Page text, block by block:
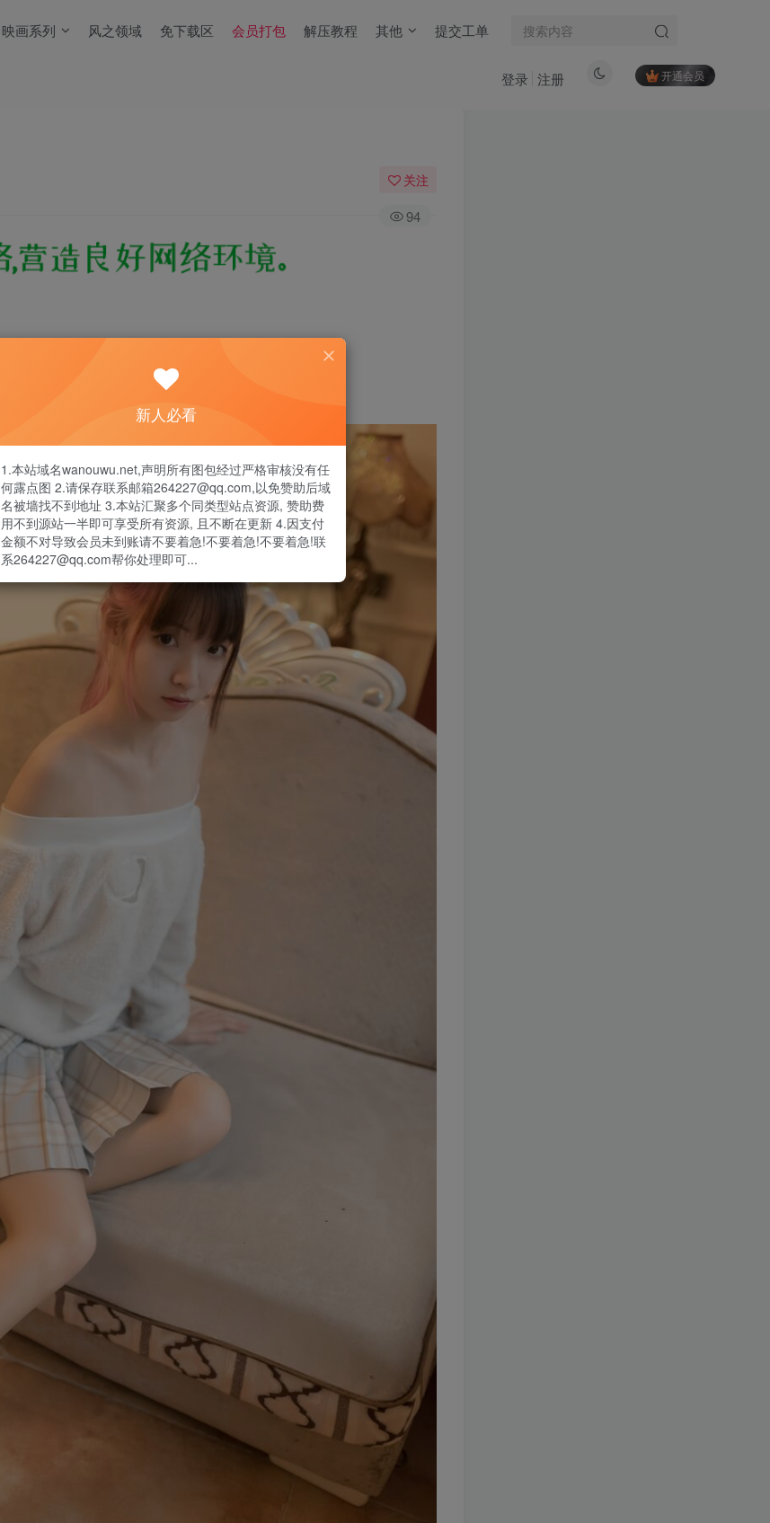
映画系列 风之领域 免下载区 会员打包 解压教程 其他 提交工单
开通会员
登录 注册
关注
94
新人必看
1.本站域名wanouwu.net,声明所有图包经过严格审核没有任
何露点图 2.请保存联系邮箱264227@qq.com,以免赞助后域
名被墙找不到地址 3.本站汇聚多个同类型站点资源, 赞助费
用不到源站一半即可享受所有资源, 且不断在更新 4.因支付
金额不对导致会员未到账请不要着急!不要着急!不要着急!联
系264227@qq.com帮你处理即可...